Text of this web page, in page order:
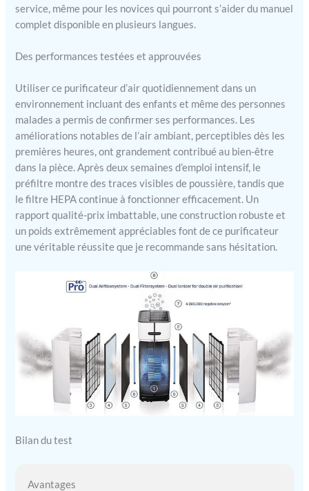
avec l'application Clean
Air Optima
service, même pour les novices qui pourront s’aider du manuel
complet disponible en plusieurs langues.
Des performances testées et approuvées
Utiliser ce purificateur d’air quotidiennement dans un
environnement incluant des enfants et même des personnes
malades a permis de confirmer ses performances. Les
améliorations notables de l’air ambiant, perceptibles dès les
premières heures, ont grandement contribué au bien-être
dans la pièce. Après deux semaines d’emploi intensif, le
préfiltre montre des traces visibles de poussière, tandis que
le filtre HEPA continue à fonctionner efficacement. Un
rapport qualité-prix imbattable, une construction robuste et
un poids extrêmement appréciables font de ce purificateur
une véritable réussite que je recommande sans hésitation.
Bilan du test
Avantages